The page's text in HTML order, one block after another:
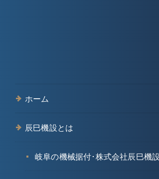
ホーム
辰巳機設とは
岐阜の機械据付･株式会社辰巳機